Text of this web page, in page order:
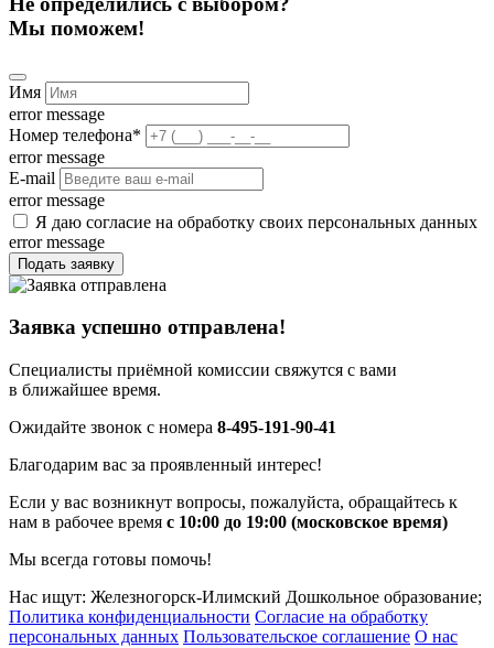
Мы поможем!
Имя
error message
Номер телефона*
error message
E-mail
error message
Я даю согласие на обработку своих персональных данных
error message
Подать заявку
Заявка успешно отправлена!
Специалисты приёмной комиссии свяжутся с вами
в ближайшее время.
Ожидайте звонок с номера 8-495-191-90-41
Благодарим вас за проявленный интерес!
Если у вас возникнут вопросы, пожалуйста, обращайтесь к
нам в рабочее время с 10:00 до 19:00 (московское время)
Мы всегда готовы помочь!
Нас ищут: Железногорск-Илимский Дошкольное образование;
Политика конфиденциальности Согласие на обработку
персональных данных Пользовательское соглашение О нас